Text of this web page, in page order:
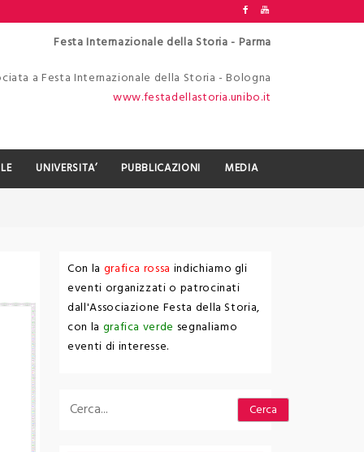
Festa Internazionale della Storia - Parma
a Festa Internazionale della Storia - Bologna
www.festadellastoria.unibo.it
UNIVERSITA’ PUBBLICAZIONI MEDIA
Con la grafica rossa indichiamo gli
eventi organizzati o patrocinati
dall'Associazione Festa della Storia,
con la grafica verde segnaliamo
eventi di interesse.
Cerca Cerca